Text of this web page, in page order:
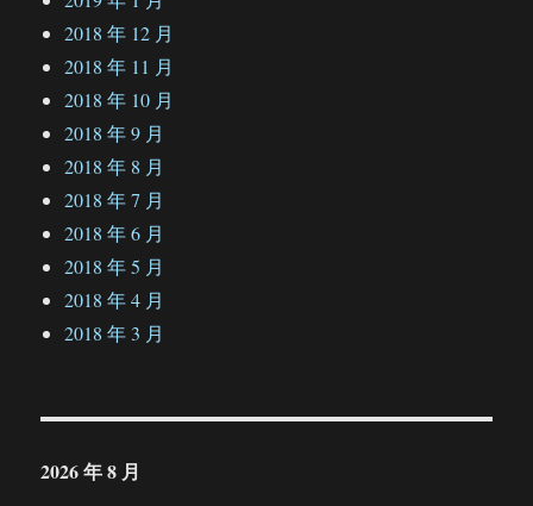
2018 年 12 月
2018 年 11 月
2018 年 10 月
2018 年 9 月
2018 年 8 月
2018 年 7 月
2018 年 6 月
2018 年 5 月
2018 年 4 月
2018 年 3 月
2026 年 8 月